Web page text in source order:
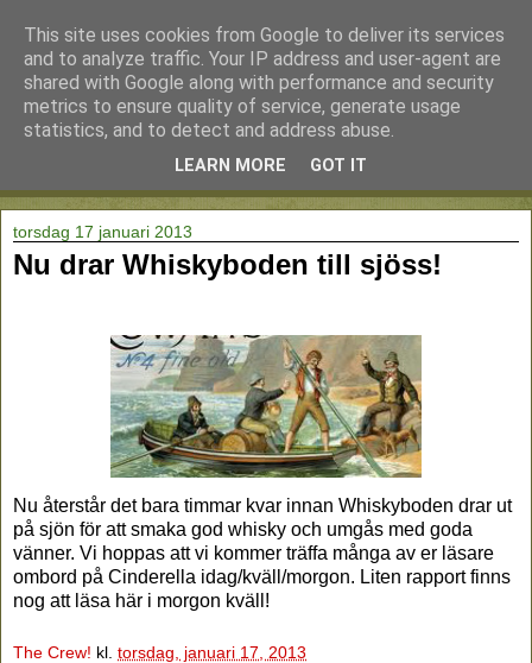
torsdag 17 januari 2013
Nu drar Whiskyboden till sjöss!
Nu återstår det bara timmar kvar innan Whiskyboden drar ut
på sjön för att smaka god whisky och umgås med goda
vänner. Vi hoppas att vi kommer träffa många av er läsare
ombord på Cinderella idag/kväll/morgon. Liten rapport finns
nog att läsa här i morgon kväll!
The Crew! kl. torsdag, januari 17, 2013
This site uses cookies from Google to deliver its services
and to analyze traffic. Your IP address and user-agent are
shared with Google along with performance and security
metrics to ensure quality of service, generate usage
statistics, and to detect and address abuse.
LEARN MORE GOT IT